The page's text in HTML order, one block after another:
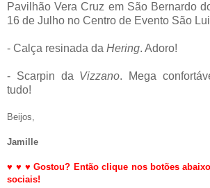
Pavilhão Vera Cruz em São Bernardo
16 de Julho no Centro de Evento São
- Calça resinada da Hering. Adoro!
- Scarpin da Vizzano. Mega
tudo!
Beijos,
Jamille
♥ ♥ ♥Gostou? Então clique nos botões
sociais!